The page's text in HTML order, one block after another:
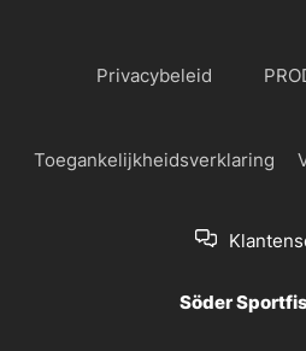
Privacybeleid
Toegankelijkheidsverklaring
Söder